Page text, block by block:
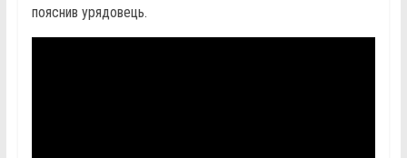
пояснив урядовець.